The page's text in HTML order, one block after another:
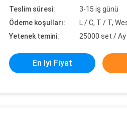
Teslim süresi:
3-15 iş günü
Ödeme koşulları:
L / C, T / T,
Yetenek temini:
25000 set / Ay
En Iyi Fiyat